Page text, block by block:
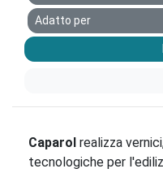
Adatto per
Caparol realizza
tecnologiche per